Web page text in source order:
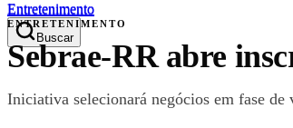
Entretenimento
Buscar
Entretenimento
ENTRETENIMENTO
Sebrae-RR abre
Iniciativa selecionará negócios em fase de